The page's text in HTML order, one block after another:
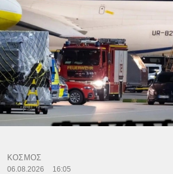
ΚΟΣΜΟΣ
06.08.2026 16:05